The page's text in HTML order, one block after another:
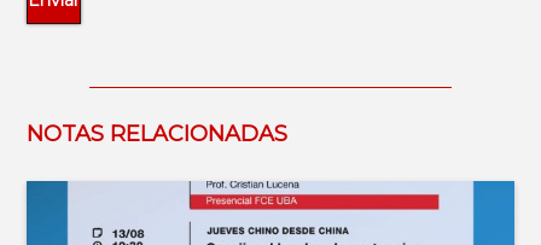
NOTAS RELACIONADAS